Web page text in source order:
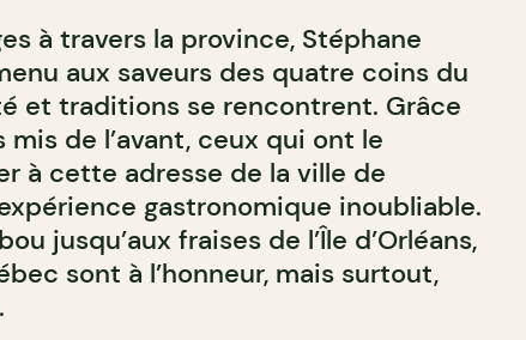
à travers la province, Stéphane
aux saveurs des quatre coins du
et traditions se rencontrent. Grâce
de l’avant, ceux qui ont le
à cette adresse de la ville de
gastronomique inoubliable.
jusqu’aux fraises de l’Île d’Orléans,
sont à l’honneur, mais surtout,